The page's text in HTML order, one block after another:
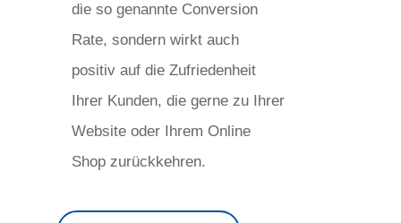
die so genannte Conversion
Rate, sondern wirkt auch
positiv auf die Zufriedenheit
Ihrer Kunden, die gerne zu Ihrer
Website oder Ihrem Online
Shop zurückkehren.